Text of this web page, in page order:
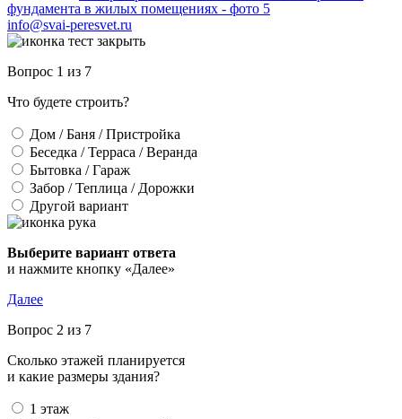
info@svai-peresvet.ru
Вопрос 1 из 7
Что будете строить?
Дом / Баня / Пристройка
Беседка / Терраса / Веранда
Бытовка / Гараж
Забор / Теплица / Дорожки
Другой вариант
Выберите вариант ответа
и нажмите кнопку «Далее»
Далее
Вопрос 2 из 7
Сколько этажей планируется
и какие размеры здания?
1 этаж